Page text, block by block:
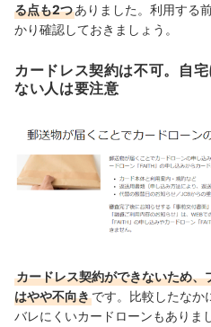
る点も2つありました。利用する
かり確認しておきましょう。
カードレス契約は不可。自
ない人は要注意
カードレス契約ができないため
はやや不向きです。比較したなか
バレにくいカードローンもありま